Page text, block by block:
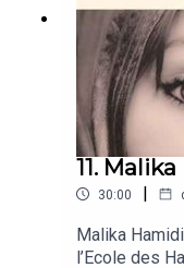
11.
30:00 |
Malika
l’Ecole des